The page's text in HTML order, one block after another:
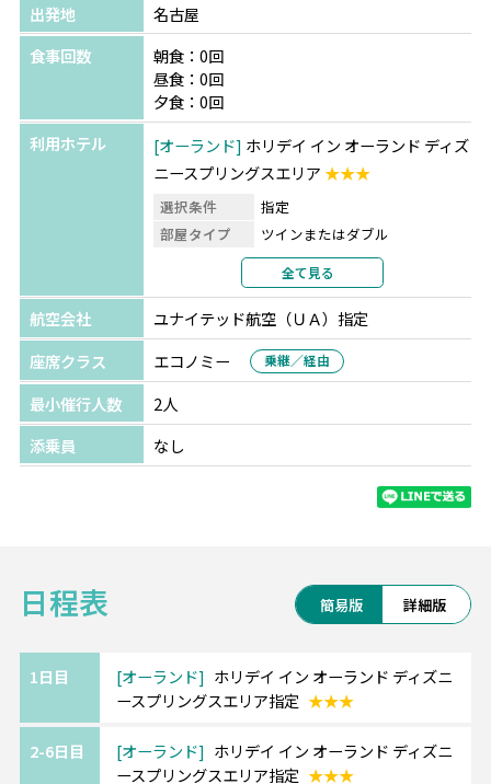
パーク内やキャラクターダイニングでご利用いただけるギ
フトカードをプレゼント！
※パークチケット料金は日程により異なります。詳細はお
問合せください。
出発地
名古屋
食事回数
朝食：0回
昼食：0回
夕食：0回
利用ホテル
オーランド ホリデイ イン オーランド ディズ
ニースプリングスエリア★★★
選択条件
指定
部屋タイプ
ツインまたはダブル
2名1室利用
部屋カテゴリ
指定なし
全て見る
航空会社
ユナイテッド航空（ＵＡ）指定
座席クラス
エコノミー 乗継／経由
最小催行人数
2人
添乗員
なし
日程表 簡易版 詳細版
1日目 オーランド
ホリデイ イン オーランド ディズニ
ースプリングスエリア指定 ★★★
2-6日目 オーランド
ホリデイ イン オーランド ディズニ
ースプリングスエリア指定 ★★★